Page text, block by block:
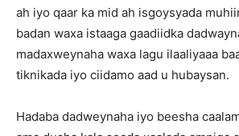
ah iyo qaar ka mid ah isgoysyada
badan waxa istaaga gaadiidka
madaxweynaha waxa lagu ilaaliyaaa
tiknikada iyo ciidamo aad u hubaysan.
Hadaba dadweynaha iyo beesha